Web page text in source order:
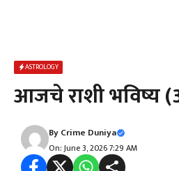
ASTROLOGY
आजचे राशी भविष्य
ByCrime Duniya
On: June 3, 2026 7:29 AM